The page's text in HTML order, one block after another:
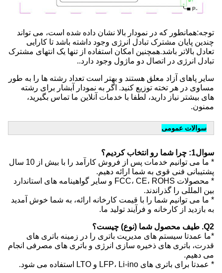
تبادل انرژی در اتصال دو ماژول وجود دارد..
ممنون.
سوالات عمومی
سوال1: چرا شما رو انتخاب کردیم؟
* ما می توانیم خدمات پس از فروش کارآمد را با بیش از 10 سال
پشتیبانی فنی قوی به شما ارائه دهیم.
* محصولات FCC، CE، ROHS و سایر گواهینامه های استاندارد
بین المللی را گذراندند.
* ما می توانیم شما را با قیمت کارخانه ارائه، به شما خوش آمدید
به بازدید از کارخانه و فرآیند تولید ما.
Q2. طیف محصول شما (نوع) چیست؟
*ما عمدتا سیستم های مدیریت باتری را در زمینه باتری های
قدرت، باتری های ذخیره سازی انرژی و باتری های مصرفی انجام
می دهیم.
* عمدتا برای باتری های LFP، Li-ino و LTO استفاده می شود.